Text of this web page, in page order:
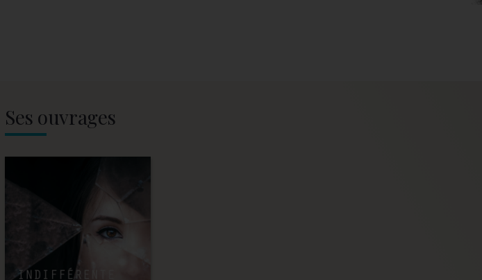
Ses ouvrages